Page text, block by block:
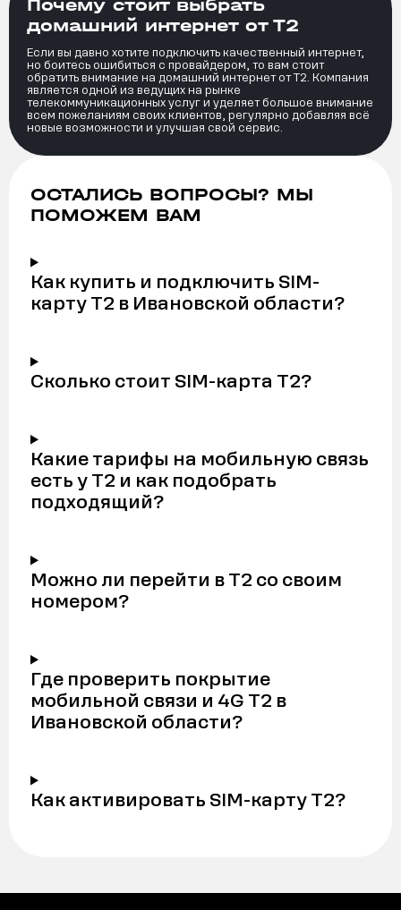
Почему стоит выбрать
домашний интернет от Т2
Если вы давно хотите подключить качественный интернет,
но боитесь ошибиться с провайдером, то вам стоит
обратить внимание на домашний интернет от Т2. Компания
является одной из ведущих на рынке
телекоммуникационных услуг и уделяет большое внимание
всем пожеланиям своих клиентов, регулярно добавляя всё
новые возможности и улучшая свой сервис.
ОСТАЛИСЬ ВОПРОСЫ? МЫ
ПОМОЖЕМ ВАМ
Как купить и подключить SIM-
карту Т2 в Ивановской области?
Сколько стоит SIM-карта Т2?
Какие тарифы на мобильную связь
есть у Т2 и как подобрать
подходящий?
Можно ли перейти в Т2 со своим
номером?
Где проверить покрытие
мобильной связи и 4G Т2 в
Ивановской области?
Как активировать SIM-карту Т2?